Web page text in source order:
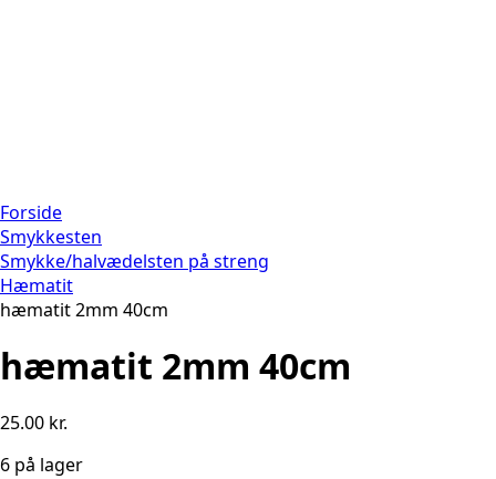
Forside
Smykkesten
Smykke/halvædelsten på streng
Hæmatit
hæmatit 2mm 40cm
hæmatit 2mm 40cm
25.00 kr.
6 på lager